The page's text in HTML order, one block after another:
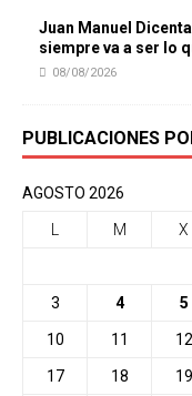
Juan Manuel
siempre va a ser lo
08/08/2026
PUBLICACIONES
AGOSTO 2026
M X
3 4 5
10 11 12
17 18 19